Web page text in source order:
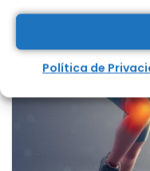
Política de